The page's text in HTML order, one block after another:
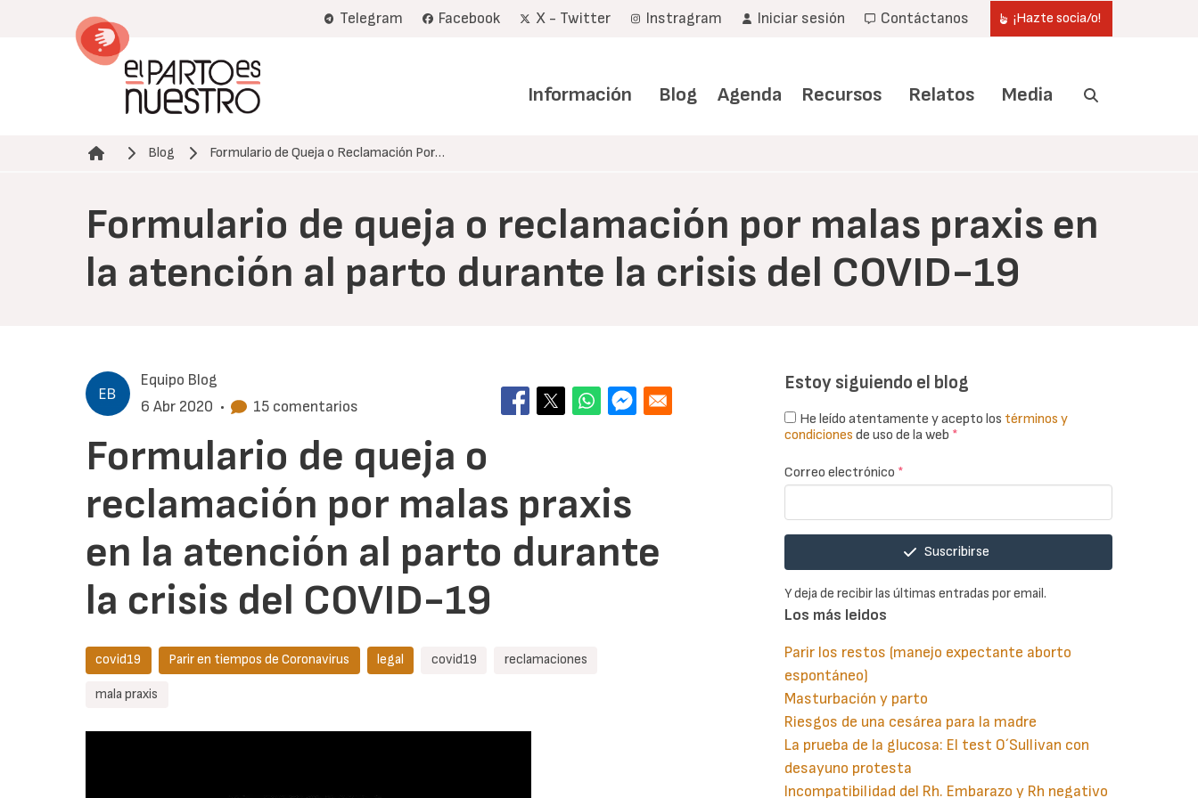
Telegram Facebook X - Twitter Instragram Iniciar sesión Contáctanos ¡Hazte socia/o!
Información Blog Agenda Recursos Relatos Media
Ruta de navegación
Blog Formulario de Queja o Reclamación Por…
Formulario de queja o reclamación por malas praxis en
la atención al parto durante la crisis del COVID-19
Equipo Blog
6 Abr 2020 • 15 comentarios
Formulario de queja o
reclamación por malas praxis
en la atención al parto durante
la crisis del COVID-19
covid19 Parir en tiempos de Coronavirus legal covid19 reclamaciones
mala praxis
Estoy siguiendo el blog
He leído atentamente y acepto los términos y
condiciones de uso de la web *
Correo electrónico *
Suscribirse
Y deja de recibir las últimas entradas por email.
Los más leidos
Parir los restos (manejo expectante aborto
espontáneo)
Masturbación y parto
Riesgos de una cesárea para la madre
La prueba de la glucosa: El test O´Sullivan con
desayuno protesta
Incompatibilidad del Rh. Embarazo y Rh negativo